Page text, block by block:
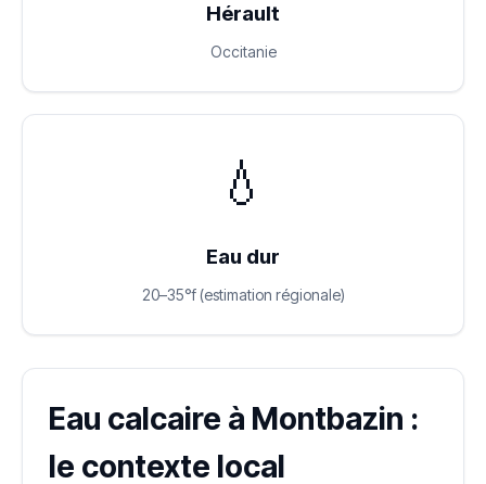
Hérault
Occitanie
💧
Eau dur
20–35°f (estimation régionale)
Eau calcaire à Montbazin :
le contexte local